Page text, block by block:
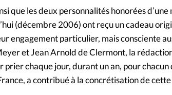
Aujourd'hui
Eglises
Intérieure
que les deux personnalités honorées
(décembre 2006) ont reçu un cadeau
engagement particulier, mais consciente
et Jean Arnold de Clermont, la
prier chaque jour, durant un an, pour
a contribué à la concrétisation de